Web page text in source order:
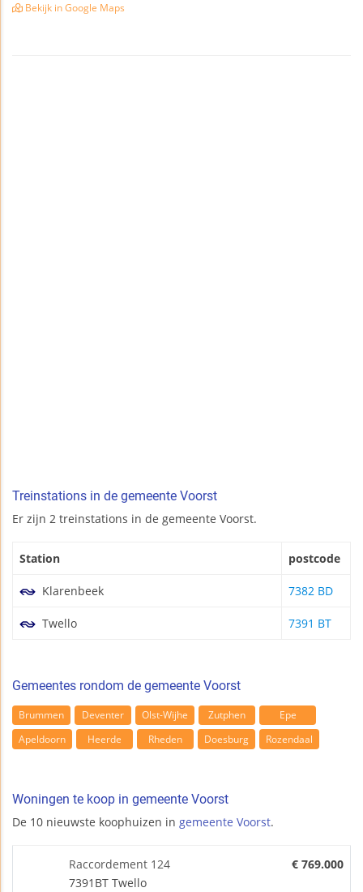
Bekijk in Google Maps
Treinstations in de gemeente Voorst
Er zijn 2 treinstations in de gemeente Voorst.
Station postcode
Klarenbeek 7382 BD
Twello 7391 BT
Gemeentes rondom de gemeente Voorst
Brummen Deventer Olst-Wijhe Zutphen
Epe
Apeldoorn
Heerde Rheden Doesburg Rozendaal
Woningen te koop in gemeente Voorst
De 10 nieuwste koophuizen in gemeente Voorst.
Raccordement 124
7391BT Twello
€ 769.000